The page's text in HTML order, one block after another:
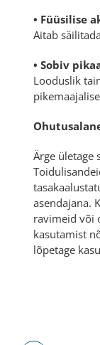
• Füüsilise
Aitab
• Sobiv
Looduslik
Ärge ületage
asendajana.
ravimeid või
kasutamist
lõpetage